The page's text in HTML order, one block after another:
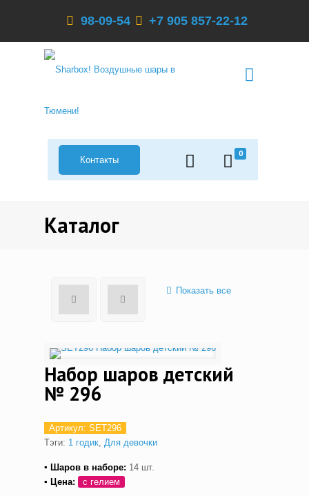
98-09-54 +7 905 857-22-12
0
Контакты
Каталог
Показать все
Набор шаров детский
№ 296
Артикул: SET296
Тэги: 1 годик, Для девочки
▪ Шаров в наборе: 14 шт.
▪ Цена:
с гелием